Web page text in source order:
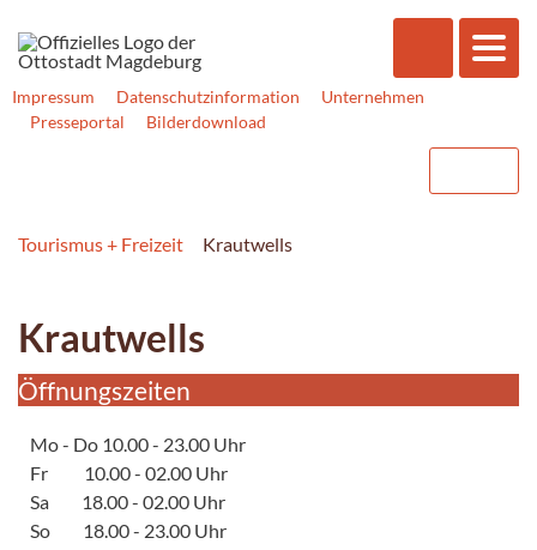
Impressum Datenschutzinformation
Unternehmen
Presseportal
Bilderdownload
Tourismus + Freizeit Krautwells
Krautwells
Öffnungszeiten
Mo - Do 10.00 - 23.00 Uhr
Fr 10.00 - 02.00 Uhr
Sa 18.00 - 02.00 Uhr
So 18.00 - 23.00 Uhr